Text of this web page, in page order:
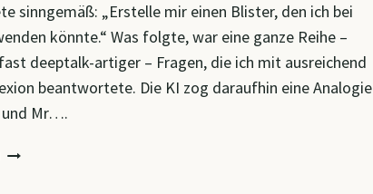
sinngemäß: „Erstelle mir einen Blister, den ich bei
könnte.“ Was folgte, war eine ganze Reihe –
deeptalk-artiger – Fragen, die ich mit ausreichend
beantwortete. Die KI zog daraufhin eine Analogie
und Mr….
EIN